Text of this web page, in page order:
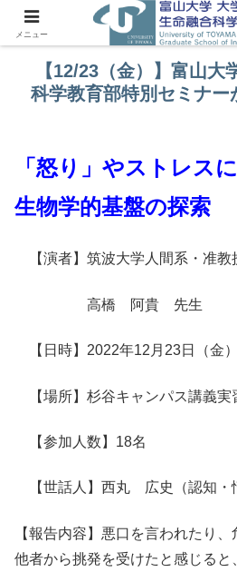
【12/23（金）】富山大
科学教育部特別セミナー
「怒り」やストレス
生物学的基盤の探索
【演者】筑波大学人間系・准教
高橋 阿貴 先生
【日時】2022年12月23日（金
【場所】杉谷キャンパス講義
【参加人数】18名
【世話人】西丸 広史（認知・
【報告内容】悪口を言われたり、
他者から挑発を受けたと感じる
メニュー